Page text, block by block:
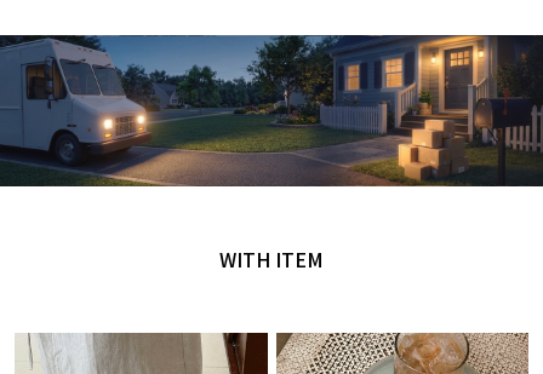
GET IT TODAY
WITH ITEM